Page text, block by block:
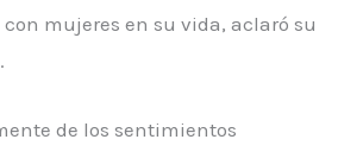
mujeres en su vida, aclaró su
de los sentimientos